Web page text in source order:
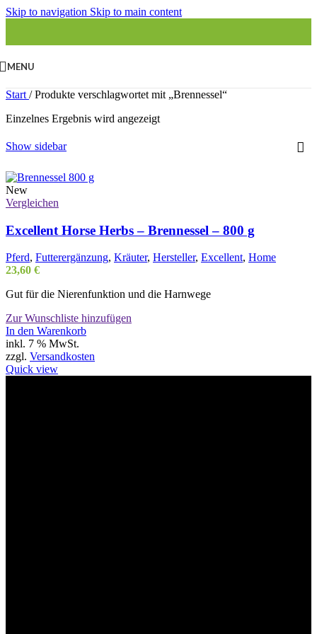
Skip to navigation Skip to main content
MENU
Start / Produkte verschlagwortet mit „Brennessel“
Einzelnes Ergebnis wird angezeigt
Show sidebar
New
Vergleichen
Excellent Horse Herbs – Brennessel – 800 g
Pferd, Futterergänzung, Kräuter, Hersteller, Excellent, Home
23,60 €
Gut für die Nierenfunktion und die Harnwege
Zur Wunschliste hinzufügen
In den Warenkorb
inkl. 7 % MwSt.
zzgl. Versandkosten
Quick view